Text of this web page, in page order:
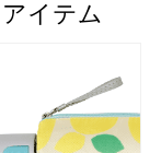
イテム